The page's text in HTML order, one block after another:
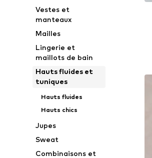
Vestes et
manteaux
Mailles
Lingerie et
maillots de bain
Hauts fluides et
tuniques
Hauts fluides
Hauts chics
Jupes
Sweat
Combinaisons et